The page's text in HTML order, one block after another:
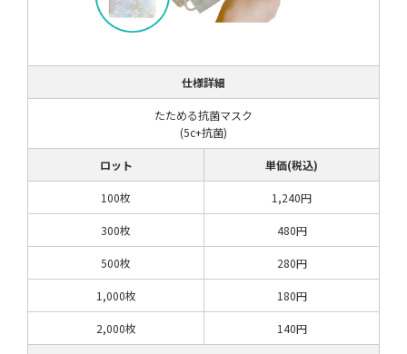
仕様詳細
たためる抗菌マスク
(5c+抗菌)
ロット 単価(税込)
100枚 1,240円
300枚 480円
500枚 280円
1,000枚 180円
2,000枚 140円